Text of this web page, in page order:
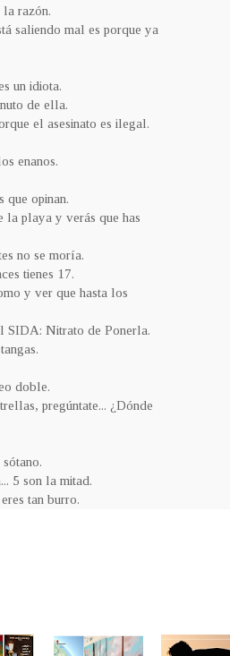
la razón.
saliendo mal es porque ya
un idiota.
de ella.
el asesinato es ilegal.
enanos.
que opinan.
la playa y verás que has
no se moría.
tienes 17.
y ver que hasta los
SIDA: Nitrato de Ponerla.
doble.
pregúntate... ¿Dónde
5 son la mitad.
tan burro.